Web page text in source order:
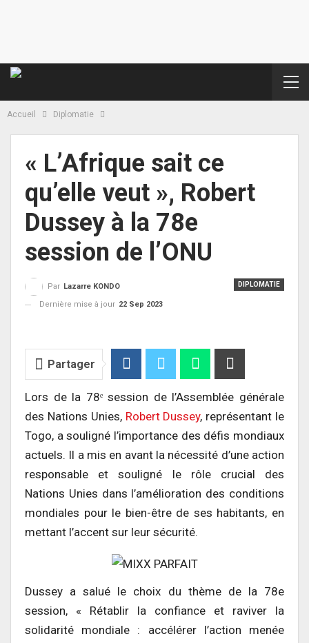
Accueil Diplomatie
« L’Afrique sait ce
qu’elle veut », Robert
Dussey à la 78e
session de l’ONU
DIPLOMATIE
Par Lazarre KONDO
Dernière mise à jour 22 Sep 2023
Partager
Lors de la 78ᵉ session de l’Assemblée générale
des Nations Unies, Robert Dussey, représentant le
Togo, a souligné l’importance des défis mondiaux
actuels. Il a mis en avant la nécessité d’une action
responsable et souligné le rôle crucial des
Nations Unies dans l’amélioration des conditions
mondiales pour le bien-être de ses habitants, en
mettant l’accent sur leur sécurité.
Dussey a salué le choix du thème de la 78e
session, « Rétablir la confiance et raviver la
solidarité mondiale : accélérer l’action menée